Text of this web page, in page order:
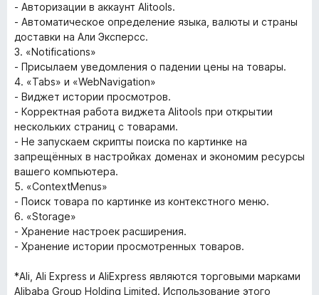
- Авторизации в аккаунт Alitools.
- Автоматическое определение языка, валюты и страны
доставки на Али Эксперсс.
3. «Notifications»
- Присылаем уведомления о падении цены на товары.
4. «Tabs» и «WebNavigation»
- Виджет истории просмотров.
- Корректная работа виджета Alitools при открытии
нескольких страниц с товарами.
- Не запускаем скрипты поиска по картинке на
запрещённых в настройках доменах и экономим ресурсы
вашего компьютера.
5. «ContextMenus»
- Поиск товара по картинке из контекстного меню.
6. «Storage»
- Хранение настроек расширения.
- Хранение истории просмотренных товаров.
*Ali, Ali Express и AliExpress являются торговыми марками
Alibaba Group Holding Limited. Использование этого